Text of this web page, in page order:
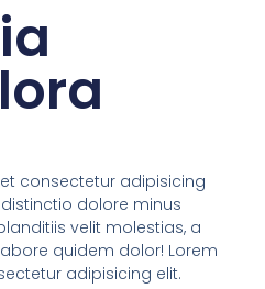
consectetur adipisicing
dolore minus
velit molestias, a
quidem dolor! Lorem
adipisicing elit.